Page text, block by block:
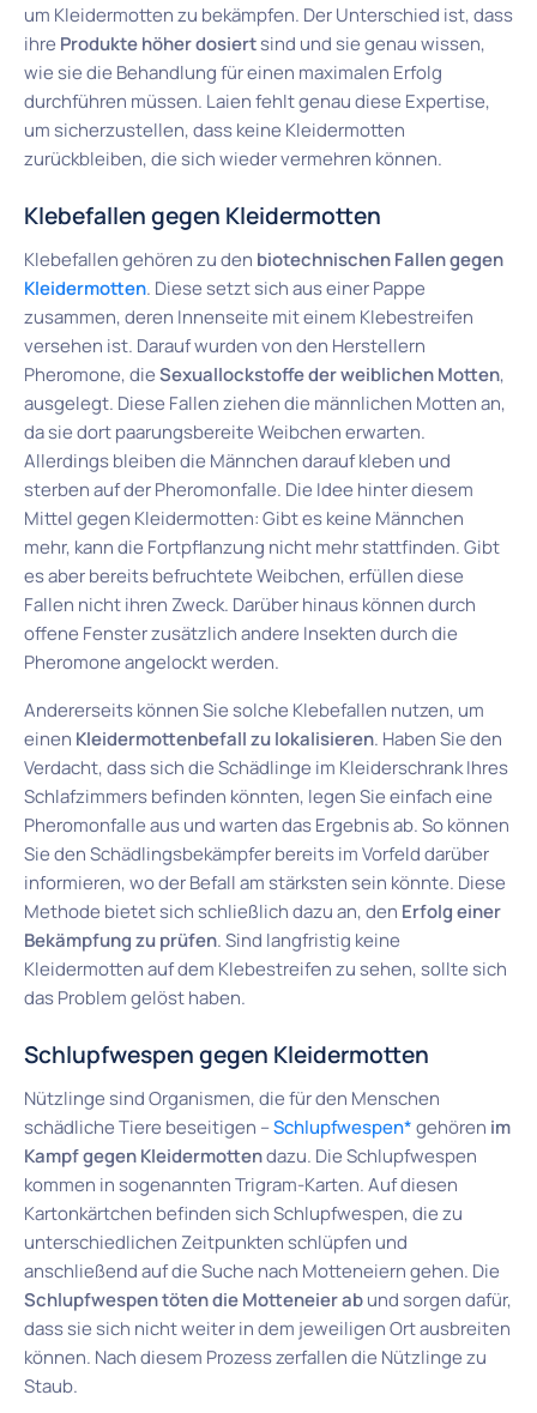
um Kleidermotten zu bekämpfen. Der Unterschied ist, dass
ihre Produkte höher dosiertsind und sie genau wissen,
wie sie die Behandlung für einen maximalen Erfolg
durchführen müssen. Laien fehlt genau diese Expertise,
um sicherzustellen, dass keine Kleidermotten
zurückbleiben, die sich wieder vermehren können.
Klebefallen gegen Kleidermotten
Klebefallen gehören zu den biotechnischen Fallen gegen
Kleidermotten. Diese setzt sich aus einer Pappe
zusammen, deren Innenseite mit einem Klebestreifen
versehen ist. Darauf wurden von den Herstellern
Pheromone, dieSexuallockstoffe der weiblichen Motten,
ausgelegt. Diese Fallen ziehen die männlichen Motten an,
da sie dort paarungsbereite Weibchen erwarten.
Allerdings bleiben die Männchen darauf kleben und
sterben auf der Pheromonfalle. Die Idee hinter diesem
Mittel gegen Kleidermotten: Gibt es keine Männchen
mehr, kann die Fortpflanzung nicht mehr stattfinden. Gibt
es aber bereits befruchtete Weibchen, erfüllen diese
Fallen nicht ihren Zweck. Darüber hinaus können durch
offene Fenster zusätzlich andere Insekten durch die
Pheromone angelockt werden.
Andererseits können Sie solche Klebefallen nutzen, um
einen Kleidermottenbefall zu lokalisieren. Haben Sie den
Verdacht, dass sich die Schädlinge im Kleiderschrank Ihres
Schlafzimmers befinden könnten, legen Sie einfach eine
Pheromonfalle aus und warten das Ergebnis ab. So können
Sie den Schädlingsbekämpfer bereits im Vorfeld darüber
informieren, wo der Befall am stärksten sein könnte. Diese
Methode bietet sich schließlich dazu an, den Erfolg einer
Bekämpfung zu prüfen. Sind langfristig keine
Kleidermotten auf dem Klebestreifen zu sehen, sollte sich
das Problem gelöst haben.
Schlupfwespen gegen Kleidermotten
Nützlinge sind Organismen, die für den Menschen
schädliche Tiere beseitigen –Schlupfwespen*gehören im
Kampf gegen Kleidermottendazu. Die Schlupfwespen
kommen in sogenannten Trigram-Karten. Auf diesen
Kartonkärtchen befinden sich Schlupfwespen, die zu
unterschiedlichen Zeitpunkten schlüpfen und
anschließend auf die Suche nach Motteneiern gehen. Die
Schlupfwespen töten die Motteneier abund sorgen dafür,
dass sie sich nicht weiter in dem jeweiligen Ort ausbreiten
können. Nach diesem Prozess zerfallen die Nützlinge zu
Staub.